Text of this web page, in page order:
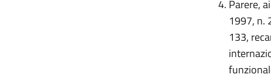
Parere,
1997, n.
133,